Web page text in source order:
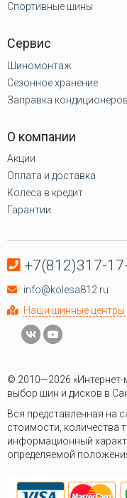
Спортивные шины
Сервис
Шиномонтаж
Сезонное хранение
Заправка кондиционеров
О компании
Акции
Оплата и доставка
Колеса в кредит
Гарантии
+7(812)317-
info@kolesa812.ru
Наши шинные центры
© 2010—2026
выбор шин и дисков в
Вся представленная на
стоимости, количества
информационный
определяемой